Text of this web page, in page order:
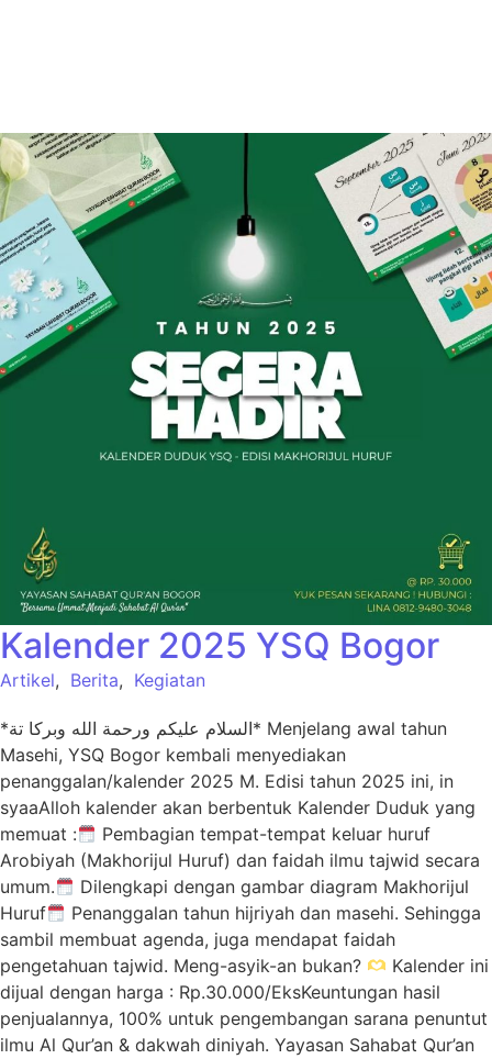
Kalender 2025 YSQ Bogor
Artikel, Berita, Kegiatan
*السلام عليكم ورحمة الله وبركا تة* Menjelang awal tahun
Masehi, YSQ Bogor kembali menyediakan
penanggalan/kalender 2025 M. Edisi tahun 2025 ini, in
syaaAlloh kalender akan berbentuk Kalender Duduk yang
memuat :
Pembagian tempat-tempat keluar huruf
Arobiyah (Makhorijul Huruf) dan faidah ilmu tajwid secara
umum.
Dilengkapi dengan gambar diagram Makhorijul
Huruf
Penanggalan tahun hijriyah dan masehi. Sehingga
sambil membuat agenda, juga mendapat faidah
pengetahuan tajwid. Meng-asyik-an bukan?
Kalender ini
dijual dengan harga : Rp.30.000/EksKeuntungan hasil
penjualannya, 100% untuk pengembangan sarana penuntut
ilmu Al Qur’an & dakwah diniyah. Yayasan Sahabat Qur’an